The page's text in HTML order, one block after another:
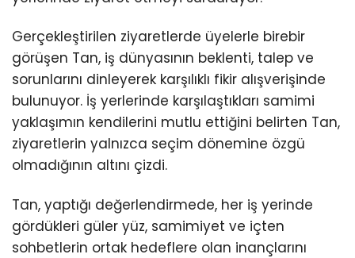
Gerçekleştirilen ziyaretlerde üyelerle birebir
görüşen Tan, iş dünyasının beklenti, talep ve
sorunlarını dinleyerek karşılıklı fikir alışverişinde
bulunuyor. İş yerlerinde karşılaştıkları samimi
yaklaşımın kendilerini mutlu ettiğini belirten Tan,
ziyaretlerin yalnızca seçim dönemine özgü
olmadığının altını çizdi.
Tan, yaptığı değerlendirmede, her iş yerinde
gördükleri güler yüz, samimiyet ve içten
sohbetlerin ortak hedeflere olan inançlarını